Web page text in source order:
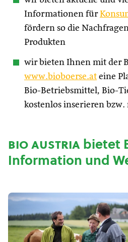
Informationen für
fördern so die
Produkten
wir bieten Ihnen mit der
www.bioboerse.at eine
Bio-Betriebsmittel, Bio-
kostenlos inserieren
bio austriabietet
Information und